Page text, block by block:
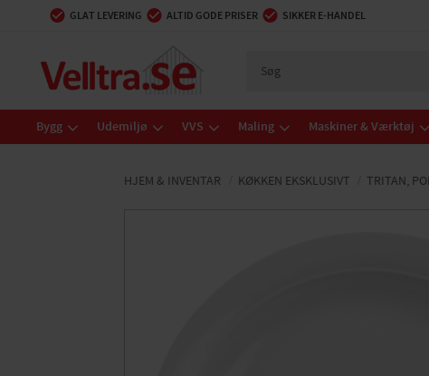
GLAT LEVERING ALTID GODE PRISER SIKKER E-HANDEL
Bygg Udemiljø VVS Maling Maskiner & Værktøj
HJEM & INVENTAR KØKKEN EKSKLUSIVT TRITAN,